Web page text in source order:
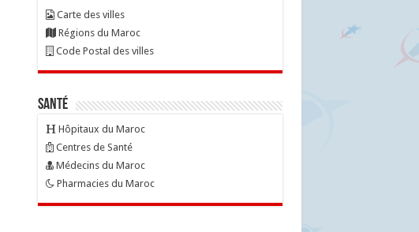
Carte des villes
Régions du Maroc
Code Postal des villes
Santé
Hôpitaux du Maroc
Centres de Santé
Médecins du Maroc
Pharmacies du Maroc